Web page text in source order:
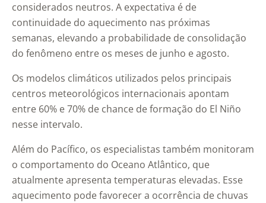
considerados neutros. A expectativa é de
continuidade do aquecimento nas próximas
semanas, elevando a probabilidade de consolidação
do fenômeno entre os meses de junho e agosto.
Os modelos climáticos utilizados pelos principais
centros meteorológicos internacionais apontam
entre 60% e 70% de chance de formação do El Niño
nesse intervalo.
Além do Pacífico, os especialistas também monitoram
o comportamento do Oceano Atlântico, que
atualmente apresenta temperaturas elevadas. Esse
aquecimento pode favorecer a ocorrência de chuvas